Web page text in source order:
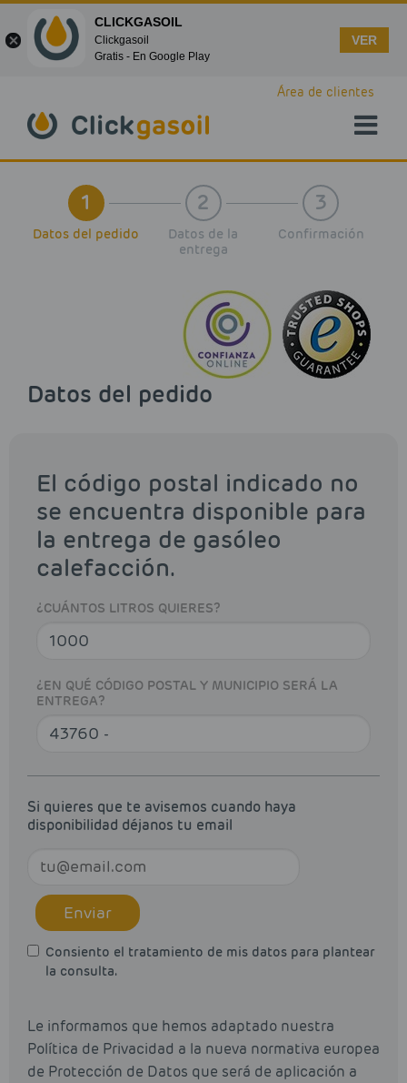
Área de clientes
1
Datos del pedido
2
Datos de la
entrega
3
Confirmación
Datos del pedido
El código postal indicado no
se encuentra disponible para
la entrega de gasóleo
calefacción.
¿CUÁNTOS LITROS QUIERES?
¿EN QUÉ CÓDIGO POSTAL Y MUNICIPIO SERÁ LA
ENTREGA?
Si quieres que te avisemos cuando haya
disponibilidad déjanos tu email
Enviar
Consiento el tratamiento de mis datos para plantear
la consulta.
Le informamos que hemos adaptado nuestra
Política de Privacidad a la nueva normativa europea
de Protección de Datos que será de aplicación a
CLICKGASOIL
Clickgasoil
Gratis - En Google Play
VER